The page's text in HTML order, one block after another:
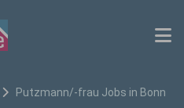
Putzmann/-frau Jobs in Bonn